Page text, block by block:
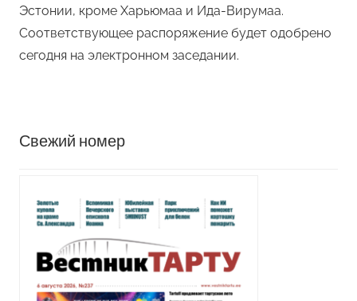
Эстонии, кроме Харьюмаа и Ида-Вирумаа.
Соответствующее распоряжение будет одобрено
сегодня на электронном заседании.
Свежий номер